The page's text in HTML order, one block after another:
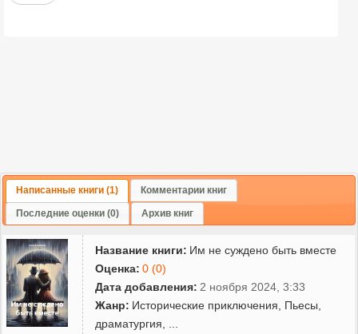
Написанные книги (1) Комментарии книг
Последние оценки (0) Архив книг
Название книги: Им не суждено быть вместе
Оценка: 0 (0)
Дата добавления: 2 ноября 2024, 3:33
Жанр: Исторические приключения
Пьесы,
драматургия